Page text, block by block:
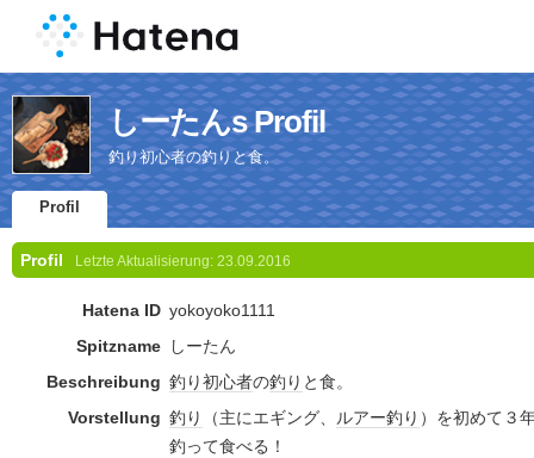
しーたんs Profil
釣り初心者の釣りと食。
Profil
Profil Letzte Aktualisierung: 23.09.2016
Hatena ID yokoyoko1111
Spitzname
しーたん
Beschreibung 釣り初心者の釣り と食。
Vorstellung 釣り （主にエギング、 ルアー釣り ）を初めて３
釣って食べる！